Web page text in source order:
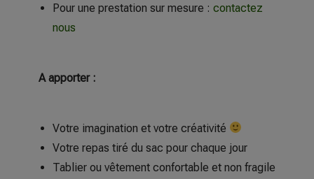
Pour une prestation sur mesure : contactez
nous
A apporter :
Votre imagination et votre créativité
Votre repas tiré du sac pour chaque jour
Tablier ou vêtement confortable et non fragile